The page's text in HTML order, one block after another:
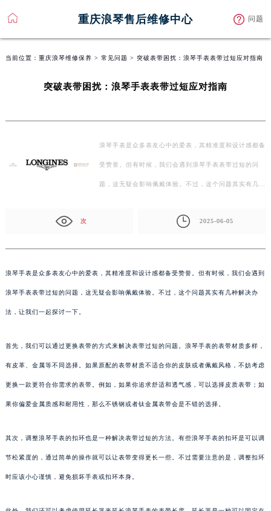
重庆浪琴售后维修中心 问题
当前位置： 重庆浪琴维修保养 > 常见问题 > 突破表带困扰：浪琴手表表带过短应对指南
突破表带困扰：浪琴手表表带过短应对指南
浪琴手表是众多表友心中的爱表，其精准度和设计感都备
受赞誉。但有时候，我们会遇到浪琴手表表带过短的问
题，这无疑会影响佩戴体验。不过，这个问题其实有几种
次 2025-06-05
浪琴手表是众多表友心中的爱表，其精准度和设计感都备受赞誉。但有时候，我们会遇到
浪琴手表表带过短的问题，这无疑会影响佩戴体验。不过，这个问题其实有几种解决办
法，让我们一起探讨一下。
首先，我们可以通过更换表带的方式来解决表带过短的问题。浪琴手表的表带材质多样，
有皮革、金属等不同选择。如果原配的表带材质不适合你的皮肤或者佩戴风格，不妨考虑
更换一款更符合你需求的表带。例如，如果你追求舒适和透气感，可以选择皮质表带；如
果你偏爱金属质感和耐用性，那么不锈钢或者钛金属表带会是不错的选择。
其次，调整浪琴手表的扣环也是一种解决表带过短的方法。有些浪琴手表的扣环是可以调
节松紧度的，通过简单的操作就可以让表带变得更长一些。不过需要注意的是，调整扣环
时应该小心谨慎，避免损坏手表或扣环本身。